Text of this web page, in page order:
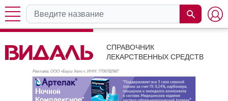
СПРАВОЧНИК
ЛЕКАРСТВЕННЫХ СРЕДСТВ
Реклама. ООО «Бауш Хелс», ИНН: 7706782987